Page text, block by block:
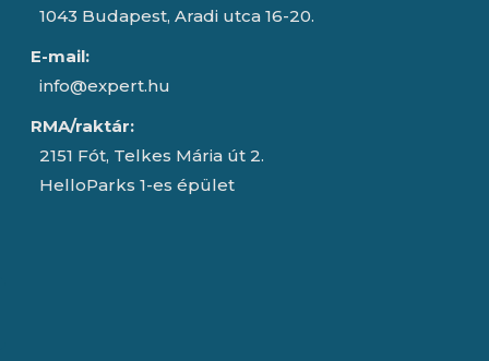
1043 Budapest, Aradi utca 16-20.
E-mail:
info@expert.hu
RMA/raktár:
2151 Fót, Telkes Mária út 2.
HelloParks 1-es épület